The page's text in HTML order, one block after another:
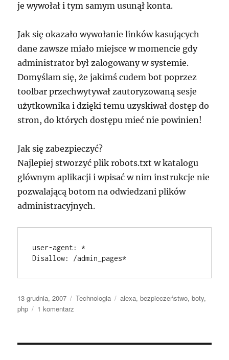
je wywołał i tym samym usunął konta.
Jak się okazało wywołanie linków kasujących
dane zawsze miało miejsce w momencie gdy
administrator był zalogowany w systemie.
Domyślam się, że jakimś cudem bot poprzez
toolbar przechwytywał zautoryzowaną sesje
użytkownika i dzięki temu uzyskiwał dostęp do
stron, do których dostępu mieć nie powinien!
Jak się zabezpieczyć?
Najlepiej stworzyć plik robots.txt w katalogu
glównym aplikacji i wpisać w nim instrukcje nie
pozwalającą botom na odwiedzani plików
administracyjnych.
user-agent: *
Disallow: /admin_pages*
Data
publikacji
13 grudnia, 2007 Kategorie
Technologia Tagi
alexa,bezpieczeństwo,boty,
php
1 komentarz
i